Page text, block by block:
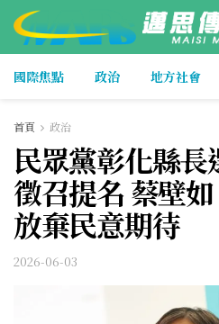
國際焦點 政治 地方社會
首頁 政治
民眾黨彰化縣
徵召提名 蔡壁
放棄民意期待
2026-06-03